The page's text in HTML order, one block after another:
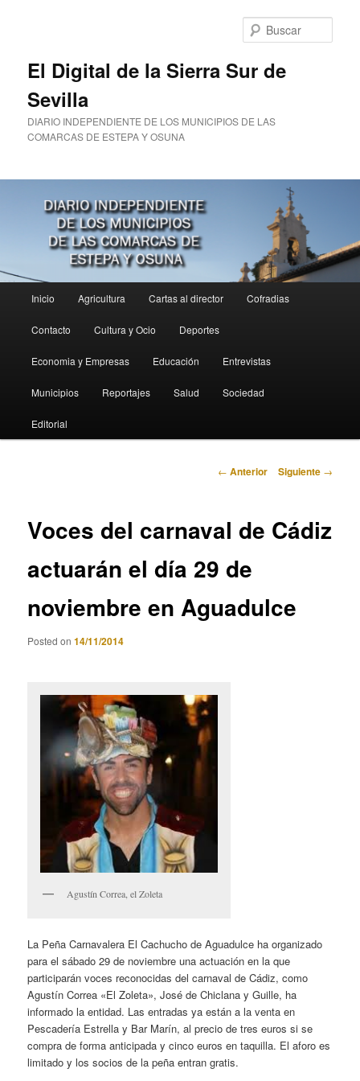
El Digital de la Sierra Sur de
Sevilla
DIARIO INDEPENDIENTE DE LOS MUNICIPIOS DE LAS
COMARCAS DE ESTEPA Y OSUNA
principal
Inicio Agricultura Cartas al director Cofradias
Contacto Cultura y Ocio Deportes
Economia y Empresas Educación Entrevistas
Municipios Reportajes Salud Sociedad
Editorial
Navegación
← Anterior Siguiente →
Voces del carnaval de Cádiz
actuarán el día 29 de
noviembre en Aguadulce
Posted on14/11/2014
Agustín Correa, el Zoleta
La Peña Carnavalera El Cachucho de Aguadulce ha organizado
para el sábado 29 de noviembre una actuación en la que
participarán voces reconocidas del carnaval de Cádiz, como
Agustín Correa «El Zoleta», José de Chiclana y Guille, ha
informado la entidad. Las entradas ya están a la venta en
Pescadería Estrella y Bar Marín, al precio de tres euros si se
compra de forma anticipada y cinco euros en taquilla. El aforo es
limitado y los socios de la peña entran gratis.